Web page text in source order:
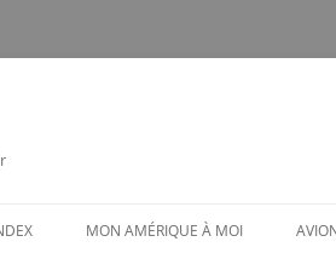
MON AMÉRIQUE À MOI